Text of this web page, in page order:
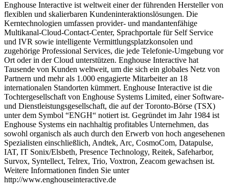
Enghouse Interactive ist weltweit einer der führenden Hersteller von
flexiblen und skalierbaren Kundeninteraktionslösungen. Die
Kerntechnologien umfassen provider- und mandantenfähige
Multikanal-Cloud-Contact-Center, Sprachportale für Self Service
und IVR sowie intelligente Vermittlungsplatzkonsolen und
zugehörige Professional Services, die jede Telefonie-Umgebung vor
Ort oder in der Cloud unterstützen. Enghouse Interactive hat
Tausende von Kunden weltweit, um die sich ein globales Netz von
Partnern und mehr als 1.000 engagierte Mitarbeiter an 18
internationalen Standorten kümmert. Enghouse Interactive ist die
Tochtergesellschaft von Enghouse Systems Limited, einer Software-
und Dienstleistungsgesellschaft, die auf der Toronto-Börse (TSX)
unter dem Symbol “ENGH“ notiert ist. Gegründet im Jahr 1984 ist
Enghouse Systems ein nachhaltig profitables Unternehmen, das
sowohl organisch als auch durch den Erwerb von hoch angesehenen
Spezialisten einschließlich, Andtek, Arc, CosmoCom, Datapulse,
IAT, IT Sonix/Elsbeth, Presence Technology, Reitek, Safeharbor,
Survox, Syntellect, Telrex, Trio, Voxtron, Zeacom gewachsen ist.
Weitere Informationen finden Sie unter
http://www.enghouseinteractive.de